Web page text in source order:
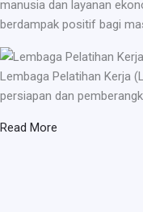
manusia dan layanan
berdampak positif bagi
Lembaga Pelatihan Kerja
persiapan dan
Read More